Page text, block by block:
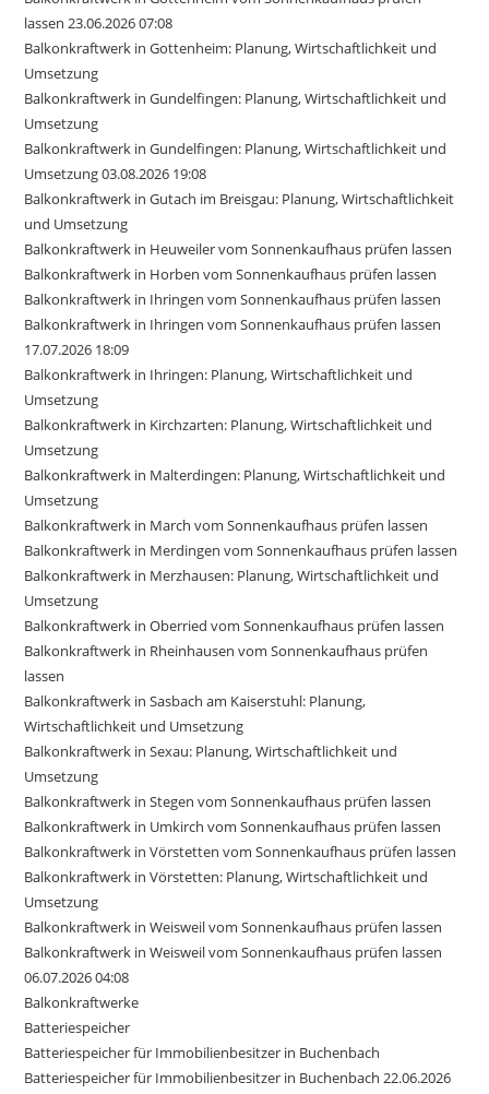
lassen 23.06.2026 07:08
Balkonkraftwerk in Gottenheim: Planung, Wirtschaftlichkeit und
Umsetzung
Balkonkraftwerk in Gundelfingen: Planung, Wirtschaftlichkeit und
Umsetzung
Balkonkraftwerk in Gundelfingen: Planung, Wirtschaftlichkeit und
Umsetzung 03.08.2026 19:08
Balkonkraftwerk in Gutach im Breisgau: Planung, Wirtschaftlichkeit
und Umsetzung
Balkonkraftwerk in Heuweiler vom Sonnenkaufhaus prüfen lassen
Balkonkraftwerk in Horben vom Sonnenkaufhaus prüfen lassen
Balkonkraftwerk in Ihringen vom Sonnenkaufhaus prüfen lassen
Balkonkraftwerk in Ihringen vom Sonnenkaufhaus prüfen lassen
17.07.2026 18:09
Balkonkraftwerk in Ihringen: Planung, Wirtschaftlichkeit und
Umsetzung
Balkonkraftwerk in Kirchzarten: Planung, Wirtschaftlichkeit und
Umsetzung
Balkonkraftwerk in Malterdingen: Planung, Wirtschaftlichkeit und
Umsetzung
Balkonkraftwerk in March vom Sonnenkaufhaus prüfen lassen
Balkonkraftwerk in Merdingen vom Sonnenkaufhaus prüfen lassen
Balkonkraftwerk in Merzhausen: Planung, Wirtschaftlichkeit und
Umsetzung
Balkonkraftwerk in Oberried vom Sonnenkaufhaus prüfen lassen
Balkonkraftwerk in Rheinhausen vom Sonnenkaufhaus prüfen
lassen
Balkonkraftwerk in Sasbach am Kaiserstuhl: Planung,
Wirtschaftlichkeit und Umsetzung
Balkonkraftwerk in Sexau: Planung, Wirtschaftlichkeit und
Umsetzung
Balkonkraftwerk in Stegen vom Sonnenkaufhaus prüfen lassen
Balkonkraftwerk in Umkirch vom Sonnenkaufhaus prüfen lassen
Balkonkraftwerk in Vörstetten vom Sonnenkaufhaus prüfen lassen
Balkonkraftwerk in Vörstetten: Planung, Wirtschaftlichkeit und
Umsetzung
Balkonkraftwerk in Weisweil vom Sonnenkaufhaus prüfen lassen
Balkonkraftwerk in Weisweil vom Sonnenkaufhaus prüfen lassen
06.07.2026 04:08
Balkonkraftwerke
Batteriespeicher
Batteriespeicher für Immobilienbesitzer in Buchenbach
Batteriespeicher für Immobilienbesitzer in Buchenbach 22.06.2026